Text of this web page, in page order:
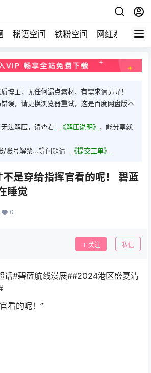
秘语空间 铁粉空间 网红系列 打
博主，无任何漏点素材，有需求请另寻！
误，请更换浏览器重试，这是百度网盘版本
法解压，请查看
《解压说明》 ，能分享就
/账号解禁...等问题请
《提交工单》
是穿给指挥官看的呢！ 碧蓝
睡觉
0
关注 私信
话#碧蓝航线漫展##2024港区盛夏清
看的呢！”